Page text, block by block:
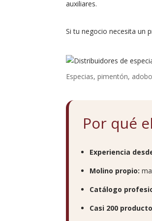
auxiliares.
Si tu negocio necesita un
Especias, pimentón,
Por qué
Experiencia
Molino propio:
Catálogo
Casi 200